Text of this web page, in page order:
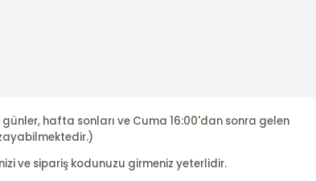
günler, hafta sonları ve Cuma 16:00'dan sonra gelen
ve sipariş kodunuzu girmeniz yeterlidir.